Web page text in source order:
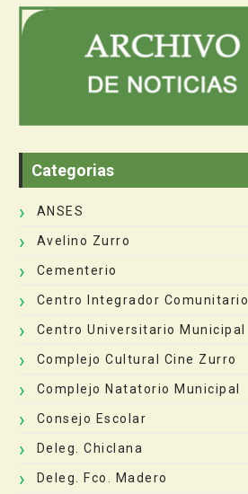
Categorias
ANSES
Avelino Zurro
Cementerio
Centro Integrador Comunitario
Centro Universitario Municipal
Complejo Cultural Cine Zurro
Complejo Natatorio Municipal
Consejo Escolar
Deleg. Chiclana
Deleg. Fco. Madero